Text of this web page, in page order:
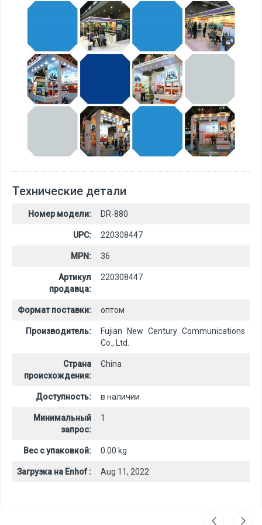
Технические детали
Номер модели: DR-880
UPC: 220308447
MPN: 36
Артикул
продавца:
220308447
Формат поставки: оптом
Производитель:
Fujian New Century Communications
Co., Ltd.
Страна
происхождения:
China
Доступность: в наличии
Минимальный
запрос:
1
Вес с упаковкой: 0.00 kg
Загрузка на Enhof : Aug 11, 2022